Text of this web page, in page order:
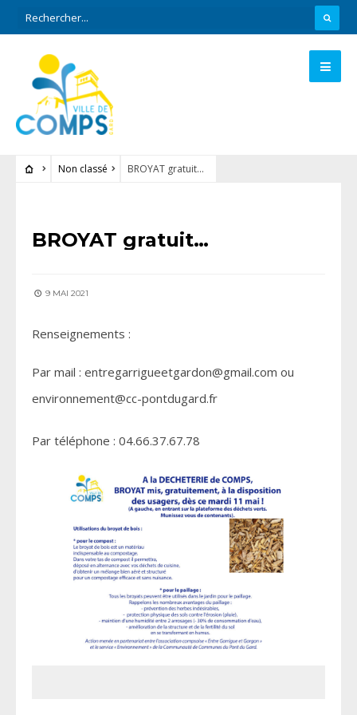
Non classé BROYAT gratuit…
BROYAT gratuit…
9 MAI 2021
Renseignements :
Par mail : entregarrigueetgardon@gmail.com ou
environnement@cc-pontdugard.fr
Par téléphone : 04.66.37.67.78